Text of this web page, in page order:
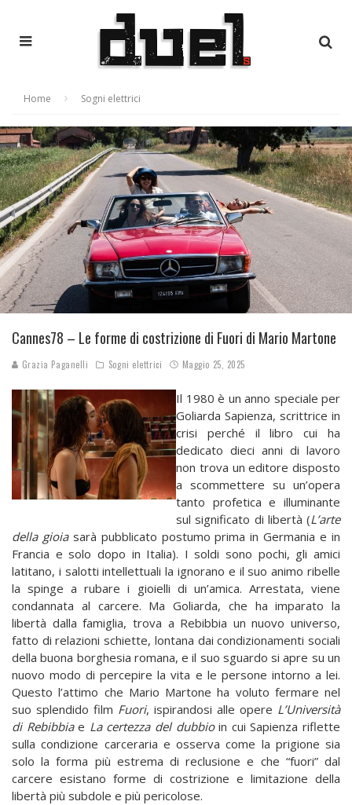
Home Sogni elettrici
Cannes78 – Le forme di costrizione di Fuori di Mario Martone
Grazia Paganelli Sogni elettrici Maggio 25, 2025
Il 1980 è un anno speciale per
Goliarda Sapienza, scrittrice in
crisi perché il libro cui ha
dedicato dieci anni di lavoro
non trova un editore disposto
a scommettere su un’opera
tanto profetica e illuminante
sul significato di libertà (L’arte
della gioiasarà pubblicato postumo prima in Germania e in
Francia e solo dopo in Italia). I soldi sono pochi, gli amici
latitano, i salotti intellettuali la ignorano e il suo animo ribelle
la spinge a rubare i gioielli di un’amica. Arrestata, viene
condannata al carcere. Ma Goliarda, che ha imparato la
libertà dalla famiglia, trova a Rebibbia un nuovo universo,
fatto di relazioni schiette, lontana dai condizionamenti sociali
della buona borghesia romana, e il suo sguardo si apre su un
nuovo modo di percepire la vita e le persone intorno a lei.
Questo l’attimo che Mario Martone ha voluto fermare nel
suo splendido film Fuori, ispirandosi alle opere L’Università
di Rebibbiae La certezza del dubbioin cui Sapienza riflette
sulla condizione carceraria e osserva come la prigione sia
solo la forma più estrema di reclusione e che “fuori” dal
carcere esistano forme di costrizione e limitazione della
libertà più subdole e più pericolose.